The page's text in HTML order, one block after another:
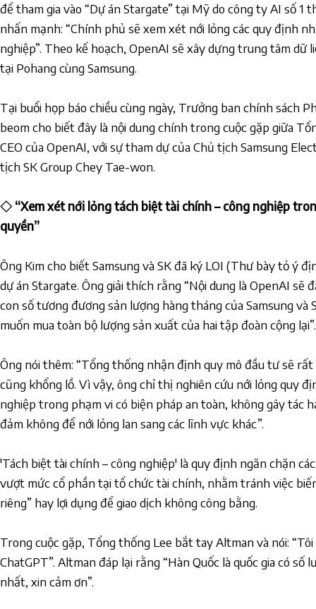
để tham gia vào “Dự án Stargate” tại Mỹ do công ty AI số 1
nhấn mạnh: “Chính phủ sẽ xem xét nới lỏng các quy định
nghiệp”. Theo kế hoạch, OpenAI sẽ xây dựng trung tâm dữ
tại Pohang cùng Samsung.
Tại buổi họp báo chiều cùng ngày, Trưởng ban chính sách
beom cho biết đây là nội dung chính trong cuộc gặp giữa
CEO của OpenAI, với sự tham dự của Chủ tịch Samsung
tịch SK Group Chey Tae-won.
◇ “Xem xét nới lỏng tách biệt tài chính – công nghiệp
quyền”
Ông Kim cho biết Samsung và SK đã ký LOI (Thư bày tỏ ý
dự án Stargate. Ông giải thích rằng “Nội dung là OpenAI sẽ
con số tương đương sản lượng hàng tháng của Samsung và
muốn mua toàn bộ lượng sản xuất của hai tập đoàn cộng lại”.
Ông nói thêm: “Tổng thống nhận định quy mô đầu tư sẽ
cũng khổng lồ. Vì vậy, ông chỉ thị nghiên cứu nới lỏng quy
nghiệp trong phạm vi có biện pháp an toàn, không gây tác
đảm không để nới lỏng lan sang các lĩnh vực khác”.
'Tách biệt tài chính – công nghiệp' là quy định ngăn chặn
vượt mức cổ phần tại tổ chức tài chính, nhằm tránh việc
riêng” hay lợi dụng để giao dịch không công bằng.
Trong cuộc gặp, Tổng thống Lee bắt tay Altman và nói:
ChatGPT”. Altman đáp lại rằng “Hàn Quốc là quốc gia có
nhất, xin cảm ơn”.